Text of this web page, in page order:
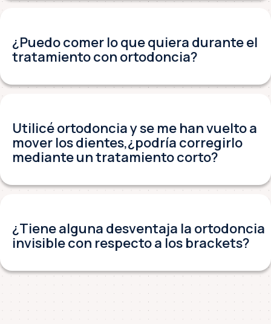
¿Puedo comer lo que quiera durante el
tratamiento con ortodoncia?
Utilicé ortodoncia y se me han vuelto a
mover los dientes,¿podría corregirlo
mediante un tratamiento corto?
¿Tiene alguna desventaja la ortodoncia
invisible con respecto a los brackets?